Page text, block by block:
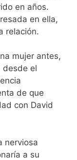
en años.
en ella,
relación.
mujer antes,
desde el
de que
con David
nerviosa
a su